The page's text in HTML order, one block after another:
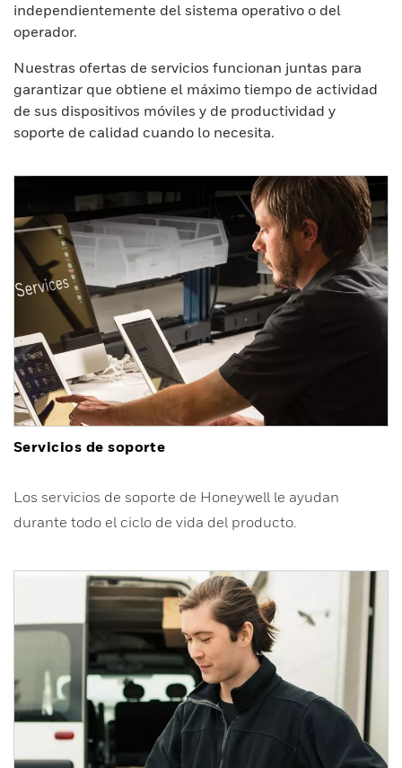
independientemente del sistema operativo o del
operador.
Nuestras ofertas de servicios funcionan juntas para
garantizar que obtiene el máximo tiempo de actividad
de sus dispositivos móviles y de productividad y
soporte de calidad cuando lo necesita.
Servicios de soporte
Los servicios de soporte de Honeywell le ayudan
durante todo el ciclo de vida del producto.